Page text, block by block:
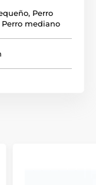
, Perro
Perro mediano